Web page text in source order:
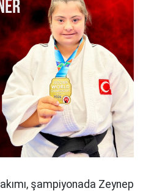
şampiyonada Zeynep